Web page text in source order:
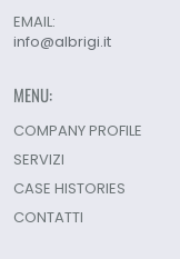
EMAIL:
info@albrigi.it
MENU:
COMPANY PROFILE
SERVIZI
CASE HISTORIES
CONTATTI